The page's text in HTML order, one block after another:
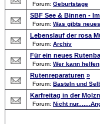
Forum: Geburtstage
SBF See & Binnen -
Forum: Was gibts
Lebenslauf der rosa
Forum: Archiv
Für ein neues
Forum: Wer kann helfen
Rutenreparaturen »
Forum: Basteln und
Karfreitag in der
Forum: Nicht